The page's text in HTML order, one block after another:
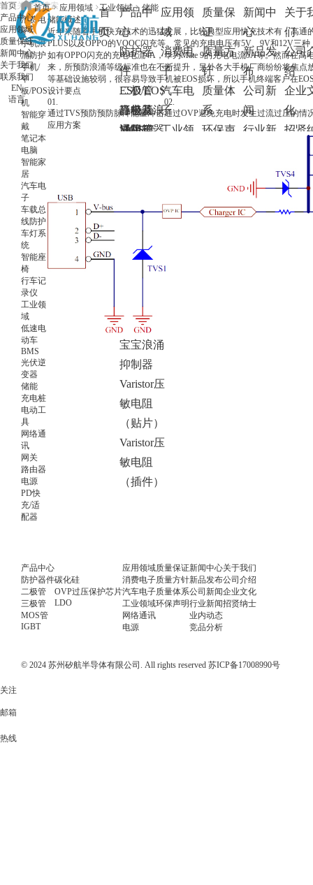
首
页
产品中
心
防护器
件
ESD/EOS
静电及浪
涌防护器
二极管
气体放电
体放电管
BPSS蓝
宝宝浪涌
抑制器
Varistor压
敏电阻
（贴片）
Varistor压
敏电阻
（插件）
二极管
肖特基
二极管
极管
二极管
整流二
三极管
通用三
MOS管
MOS
IGBT模
特基二极
碳化硅
MOSFET
压保护
LDO
应用领
域
消费电
子
汽车电
子
工业领
电源
质量保
证
质量方
针
质量体
系
环保声
新闻中
心
新品发
布
公司新
闻
行业新
业内动
态
竞品分
关于
们
公司
绍
企业
化
招贤
首页
产品中心
应用领域
质量保证
新闻中心
关于我们
联系我们
EN
语言
首页 应用领域 工业领域
储能
消费电
子
手机浪
涌防护
手机/
平
板/POS
机
智能穿
戴
笔记本
电脑
智能家
居
汽车电
子
车载总
线防护
车灯系
统
智能座
椅
行车记
录仪
工业领
域
低速电
动车
BMS
光伏逆
变器
储能
充电桩
电动工
具
网络通
讯
网关
路由器
电源
PD快
充/适
配器
储能概述
近年来随着手机快充技术的迅猛发展，比较典型应用快充技术有：高通
PLUS以及OPPO的VOOC闪充等。常见的充电电压有5V、9V和12V三
如有OPPO闪充的充电电流4A，华为Mate 9的充电电流5A等。然而在
来，所预防浪涌等级标准也在不断提升，另外各大手机厂商纷纷将焦
等基础设施较弱，很容易导致手机被EOS损坏，所以手机终端客户在
设计要点
01.
通过TVS预防预防脉冲能量冲击
02.
通过OVP避免充电时发生过流过压的情
应用方案
产品中心
防护器件
二极管
三极管
MOS管
IGBT
碳化硅
OVP过压保护芯片
LDO
应用领域
消费电子
汽车电子
工业领域
网络通讯
电源
质量保证
质量方针
质量体系
环保声明
新闻中心
新品发布
公司新闻
行业新闻
业内动态
竞品分析
关于我们
公司介绍
企业文化
招贤纳士
© 2024 苏州矽航半导体有限公司. All rights reserved 苏ICP备17008990号
关注
邮箱
热线